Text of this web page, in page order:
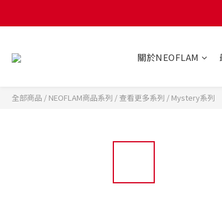
關於NEOFLAM
全部商品 / NEOFLAM商品系列 / 查看更多系列 / Mystery系列